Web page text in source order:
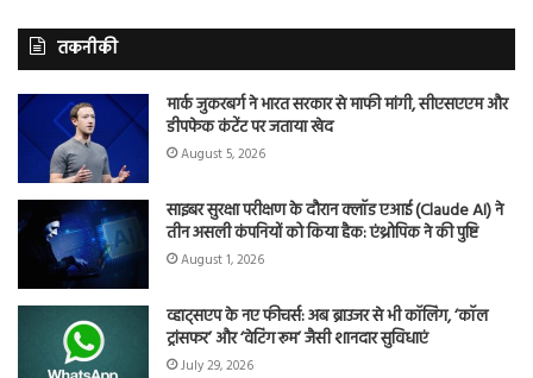
तकनीकी
मार्क जुकरबर्ग ने भारत सरकार से माफी मांगी, सीएसएएम और
डीपफेक कंटेंट पर जताया खेद
August 5, 2026
साइबर सुरक्षा परीक्षण के दौरान क्लॉड एआई (Claude AI) ने
तीन असली कंपनियों को किया हैक: एंथ्रोपिक ने की पुष्टि
August 1, 2026
व्हाट्सएप के नए फीचर्स: अब ब्राउजर से भी कॉलिंग, ‘कॉल
ट्रांसफर’ और ‘वेटिंग रूम’ जैसी शानदार सुविधाएं
July 29, 2026